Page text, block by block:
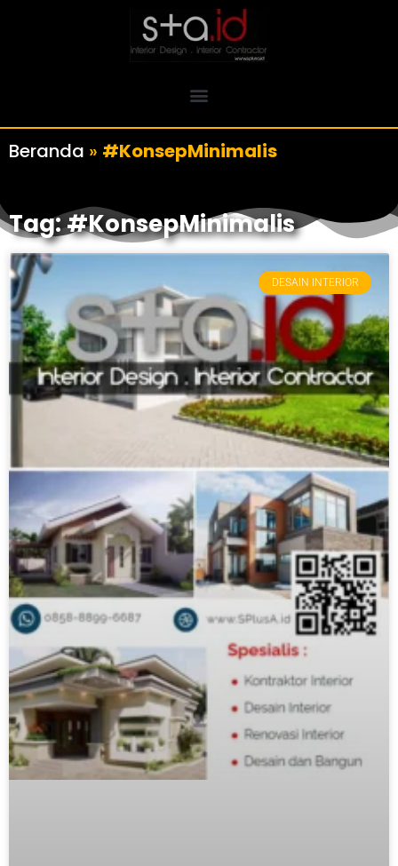
Beranda » #KonsepMinimalis
Tag: #KonsepMinimalis
DESAIN INTERIOR